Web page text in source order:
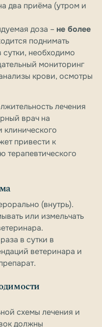
два приёма (утром и
доза – не более
поднимать
необходимо
мониторинг
крови, осмотры
лечения
врач на
привести к
терапевтического
(внутрь).
или измельчать
в сутки в
ветеринара и
схемы лечения и
должны